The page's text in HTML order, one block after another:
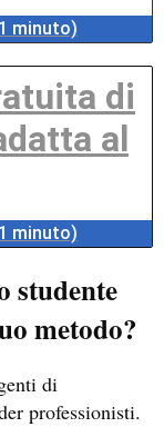
minuto)
di
al
minuto)
studente
metodo?
di
professionisti.